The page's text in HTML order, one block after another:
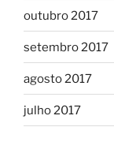
outubro 2017
setembro 2017
agosto 2017
julho 2017